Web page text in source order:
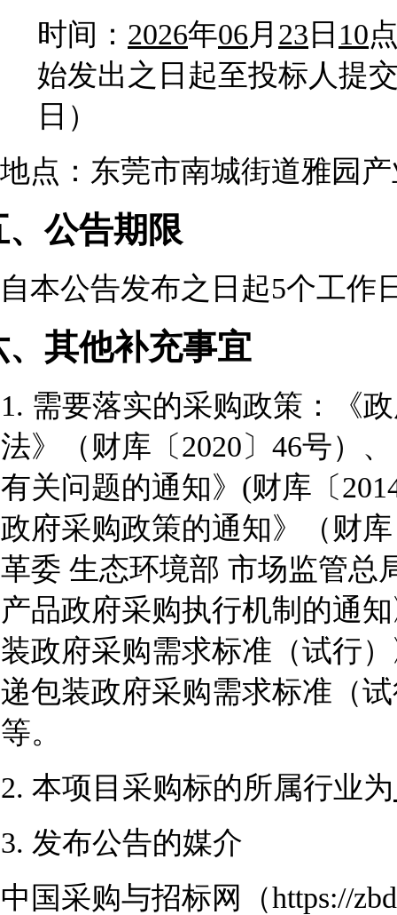
时间： 2026年06月 23 日 10
始发出之日起至投标人提
日）
地点：东莞市南城街道雅园
、公告期限
自本公告发布之日起5个工作
、其他补充事宜
1. 需要落实的采购政策：《
法》（财库〔2020〕46号）
有关问题的通知》(财库〔
政府采购政策的通知》（财
革委 生态环境部 市场监管总
产品政府采购执行机制的通
装政府采购需求标准（试行
递包装政府采购需求标准（
等。
2. 本项目采购标的所属行业为
3. 发布公告的媒介
中国采购与招标网（https://